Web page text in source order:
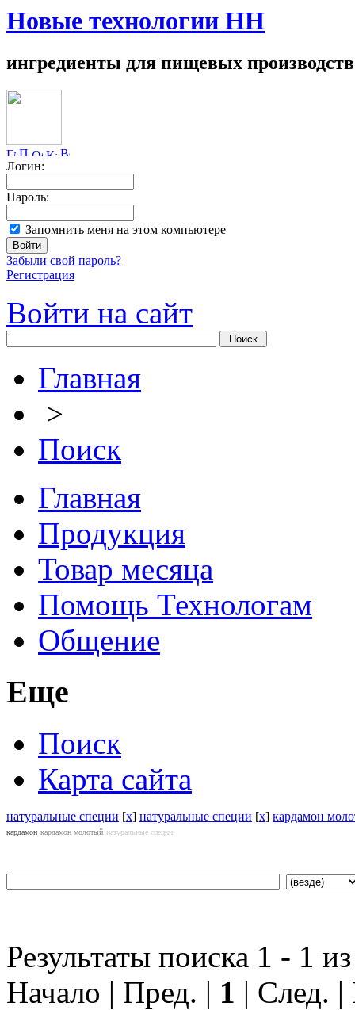
Новые технологии НН
ингредиенты для пищевых производств
Логин:
Пароль:
Запомнить меня на этом компьютере
Забыли свой пароль?
Регистрация
Войти на сайт
Главная
>
Поиск
Главная
Продукция
Товар месяца
Помощь Технологам
Общение
Еще
Поиск
Карта сайта
натуральные специи [x] натуральные специи [x] кардамон
кардамон кардамон молотый натуральные специи
Результаты поиска 1 - 1
Начало | Пред. | 1 | След.